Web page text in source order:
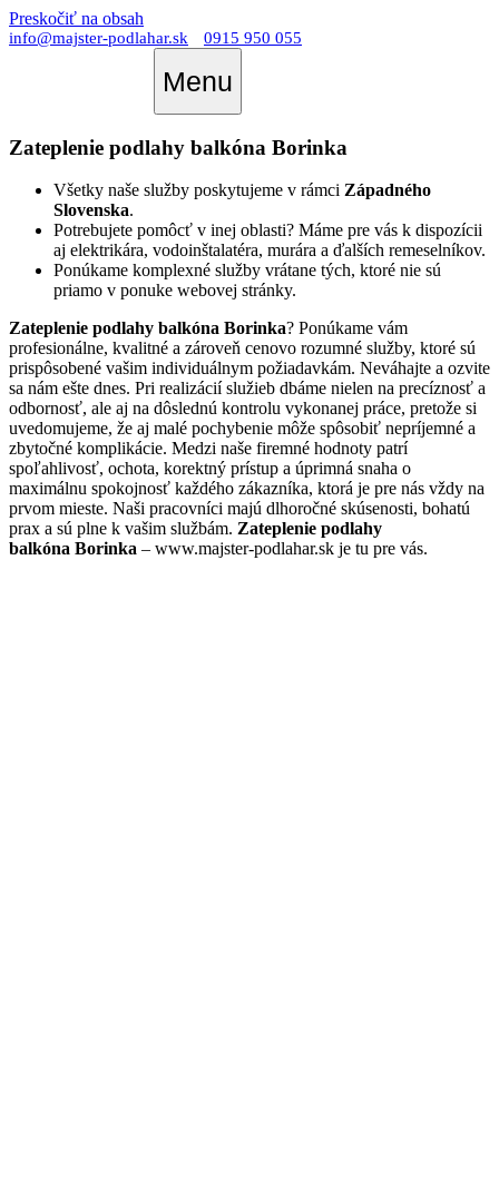
Preskočiť na obsah
info@majster-podlahar.sk 0915 950 055
Menu
Zateplenie podlahy balkóna Borinka
Všetky naše služby poskytujeme v rámci Západného
Slovenska.
Potrebujete pomôcť v inej oblasti? Máme pre vás k dispozícii
aj elektrikára, vodoinštalatéra, murára a ďalších remeselníkov.
Ponúkame komplexné služby vrátane tých, ktoré nie sú
priamo v ponuke webovej stránky.
Zateplenie podlahy balkóna Borinka? Ponúkame vám
profesionálne, kvalitné a zároveň cenovo rozumné služby, ktoré sú
prispôsobené vašim individuálnym požiadavkám. Neváhajte a ozvite
sa nám ešte dnes. Pri realizácií služieb dbáme nielen na precíznosť a
odbornosť, ale aj na dôslednú kontrolu vykonanej práce, pretože si
uvedomujeme, že aj malé pochybenie môže spôsobiť nepríjemné a
zbytočné komplikácie. Medzi naše firemné hodnoty patrí
spoľahlivosť, ochota, korektný prístup a úprimná snaha o
maximálnu spokojnosť každého zákazníka, ktorá je pre nás vždy na
prvom mieste. Naši pracovníci majú dlhoročné skúsenosti, bohatú
prax a sú plne k vašim službám. Zateplenie podlahy
balkóna Borinka – www.majster-podlahar.sk je tu pre vás.